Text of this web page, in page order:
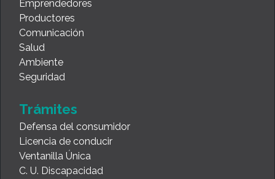
Emprendedores
Productores
Comunicación
Salud
Ambiente
Seguridad
Trámites
Defensa del consumidor
Licencia de conducir
Ventanilla Única
C. U. Discapacidad